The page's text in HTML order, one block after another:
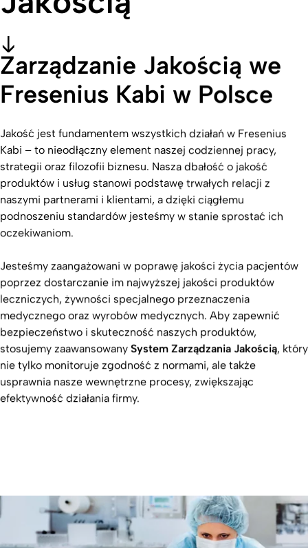
Zarządzanie Jakością we
Fresenius Kabi w Polsce
Jakość jest fundamentem wszystkich działań w Fresenius
Kabi – to nieodłączny element naszej codziennej pracy,
strategii oraz filozofii biznesu. Nasza dbałość o jakość
produktów i usług stanowi podstawę trwałych relacji z
naszymi partnerami i klientami, a dzięki ciągłemu
podnoszeniu standardów jesteśmy w stanie sprostać ich
oczekiwaniom.
Jesteśmy zaangażowani w poprawę jakości życia pacjentów
poprzez dostarczanie im najwyższej jakości produktów
leczniczych, żywności specjalnego przeznaczenia
medycznego oraz wyrobów medycznych. Aby zapewnić
bezpieczeństwo i skuteczność naszych produktów,
stosujemy zaawansowany System Zarządzania Jakością, który
nie tylko monitoruje zgodność z normami, ale także
usprawnia nasze wewnętrzne procesy, zwiększając
efektywność działania firmy.